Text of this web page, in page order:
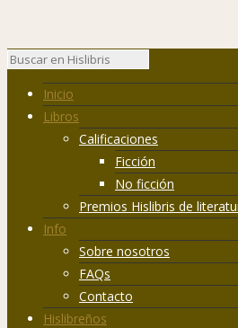
Inicio
Libros
Calificaciones
Ficción
No ficción
Premios Hislibris de
Info
Sobre nosotros
FAQs
Contacto
Hislibreños